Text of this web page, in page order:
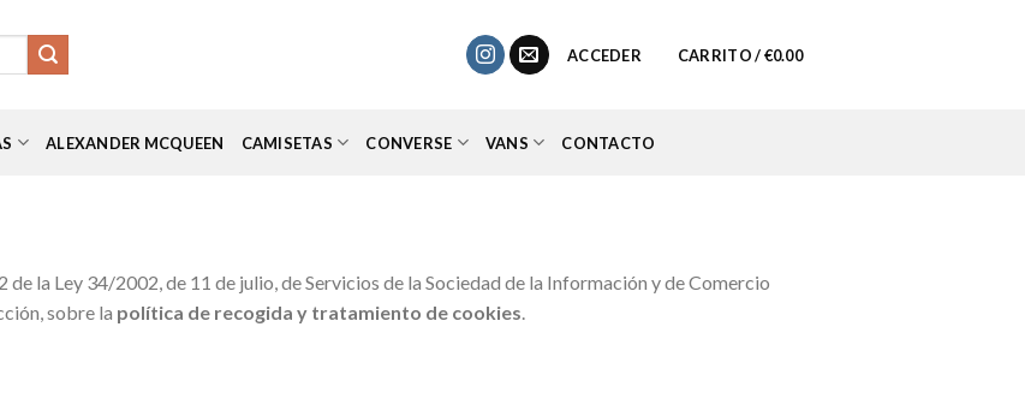
ACCEDER CARRITO /€0.00
ALEXANDER MCQUEEN CAMISETAS CONVERSE VANS CONTACTO
la Ley 34/2002, de 11 de julio, de Servicios de la Sociedad de la Información y de Comercio
sobre la política de recogida y tratamiento de cookies